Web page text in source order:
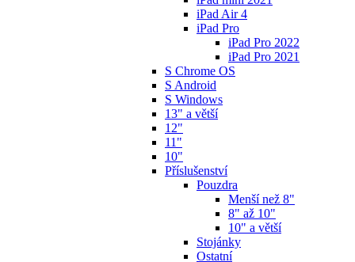
iPad Air 4
iPad Pro
iPad Pro 2022
iPad Pro 2021
S Chrome OS
S Android
S Windows
13" a větší
12"
11"
10"
Příslušenství
Pouzdra
Menší než 8"
8" až 10"
10" a větší
Stojánky
Ostatní